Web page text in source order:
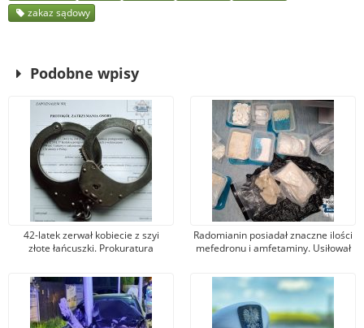
zakaz sądowy
Podobne wpisy
42-latek zerwał kobiecie z szyi
złote łańcuszki. Prokuratura
zuchwałej
Radomianin posiadał znaczne ilości
mefedronu i amfetaminy. Usiłował